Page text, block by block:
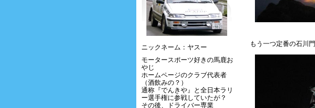
ニックネーム：ヤスー
モータースポーツ好きの馬鹿お
やじ
ホームページのクラブ代表者
（酒飲みの？）
通称『でんきや』と全日本ラリ
ー選手権に参戦していたが？
その後、ドライバー専業
もう一つ定番の石川門